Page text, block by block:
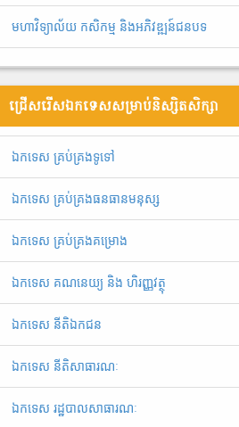
មហាវិទ្យាល័យ កសិកម្ម និងអភិវឌ្ឍន៍ជនបទ
ជ្រើសរើសឯកទេសសម្រាប់និស្សិតសិក្សា
ឯ​ក​ទេស​ ​គ្រប់គ្រង​ទូទៅ
ឯកទេស គ្រប់គ្រងធនធានមនុស្ស
ឯកទេស គ្រប់គ្រងគម្រោង
ឯកទេស គណនេយ្យ និង ហិរញ្ញវត្ថុ
ឯកទេស នីតិឯកជន
ឯកទេស នីតិសាធារណៈ
ឯកទេស រដ្ឋបាលសាធារណៈ